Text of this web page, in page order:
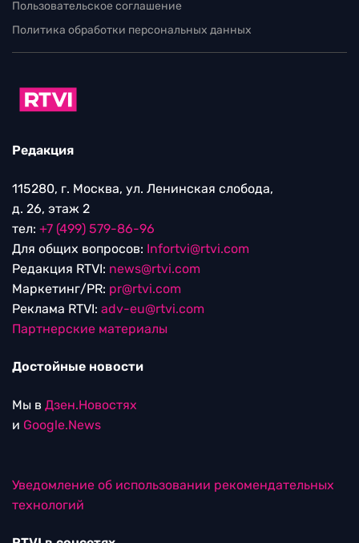
Пользовательское соглашение
Политика обработки персональных данных
Редакция
115280, г. Москва, ул. Ленинская слобода,
д. 26, этаж 2
тел: +7 (499) 579-86-96
Для общих вопросов: Infortvi@rtvi.com
Редакция RTVI: news@rtvi.com
Маркетинг/PR: pr@rtvi.com
Реклама RTVI: adv-eu@rtvi.com
Партнерские материалы
Достойные новости
Мы в Дзен.Новостях
и Google.News
Уведомление об использовании рекомендательных
технологий